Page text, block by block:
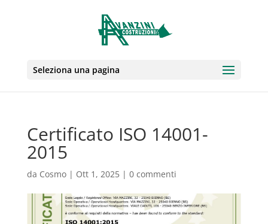
Seleziona una pagina
Certificato ISO 14001-
2015
da Cosmo| Ott 1, 2025| 0 commenti